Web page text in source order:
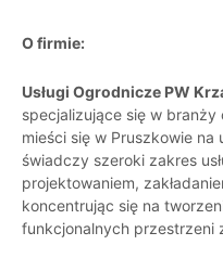
O firmie:
Usługi Ogrodnicze PW
specjalizujące się w
mieści się w Pruszkowie na
świadczy szeroki zakres
projektowaniem,
koncentrując się na
funkcjonalnych przestrzeni